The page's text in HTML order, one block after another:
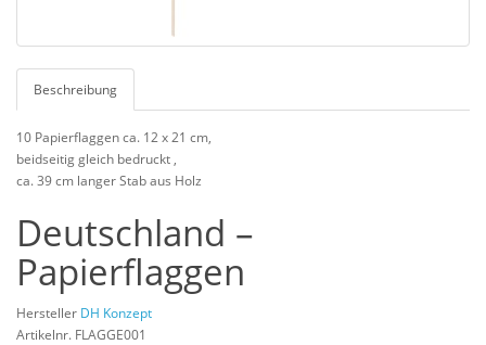
Beschreibung
10 Papierflaggen ca. 12 x 21 cm,
beidseitig gleich bedruckt ,
ca. 39 cm langer Stab aus Holz
Deutschland –
Papierflaggen
Hersteller DH Konzept
Artikelnr. FLAGGE001